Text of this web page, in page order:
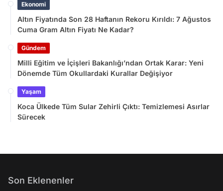
Ekonomi
Altın Fiyatında Son 28 Haftanın Rekoru Kırıldı: 7 Ağustos
Cuma Gram Altın Fiyatı Ne Kadar?
Gündem
Milli Eğitim ve İçişleri Bakanlığı’ndan Ortak Karar: Yeni
Dönemde Tüm Okullardaki Kurallar Değişiyor
Yaşam
Koca Ülkede Tüm Sular Zehirli Çıktı: Temizlemesi Asırlar
Sürecek
Son Eklenenler